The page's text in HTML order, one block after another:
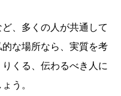
、多くの人が共通して
な場所なら、実質を考
くる、伝わるべき人に
う。